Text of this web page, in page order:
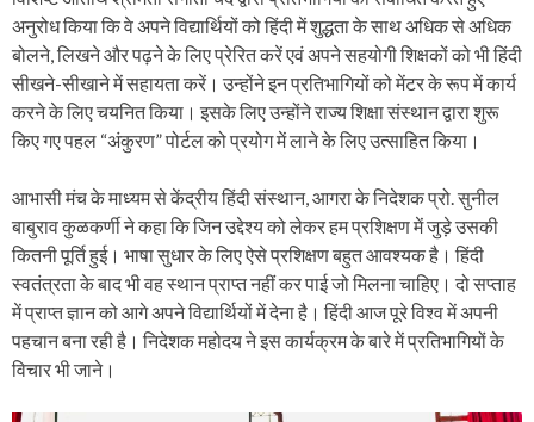
अनुरोध किया कि वे अपने विद्यार्थियों को हिंदी में शुद्धता के साथ अधिक से अधिक
बोलने, लिखने और पढ़ने के लिए प्रेरित करें एवं अपने सहयोगी शिक्षकों को भी हिंदी
सीखने-सीखाने में सहायता करें। उन्होंने इन प्रतिभागियों को मेंटर के रूप में कार्य
करने के लिए चयनित किया। इसके लिए उन्होंने राज्य शिक्षा संस्थान द्वारा शुरू
किए गए पहल “अंकुरण” पोर्टल को प्रयोग में लाने के लिए उत्साहित किया।
आभासी मंच के माध्यम से केंद्रीय हिंदी संस्थान, आगरा के निदेशक प्रो. सुनील
बाबुराव कुळकर्णी ने कहा कि जिन उद्देश्य को लेकर हम प्रशिक्षण में जुड़े उसकी
कितनी पूर्ति हुई। भाषा सुधार के लिए ऐसे प्रशिक्षण बहुत आवश्यक है। हिंदी
स्वतंत्रता के बाद भी वह स्थान प्राप्त नहीं कर पाई जो मिलना चाहिए। दो सप्ताह
में प्राप्त ज्ञान को आगे अपने विद्यार्थियों में देना है। हिंदी आज पूरे विश्व में अपनी
पहचान बना रही है। निदेशक महोदय ने इस कार्यक्रम के बारे में प्रतिभागियों के
विचार भी जाने।